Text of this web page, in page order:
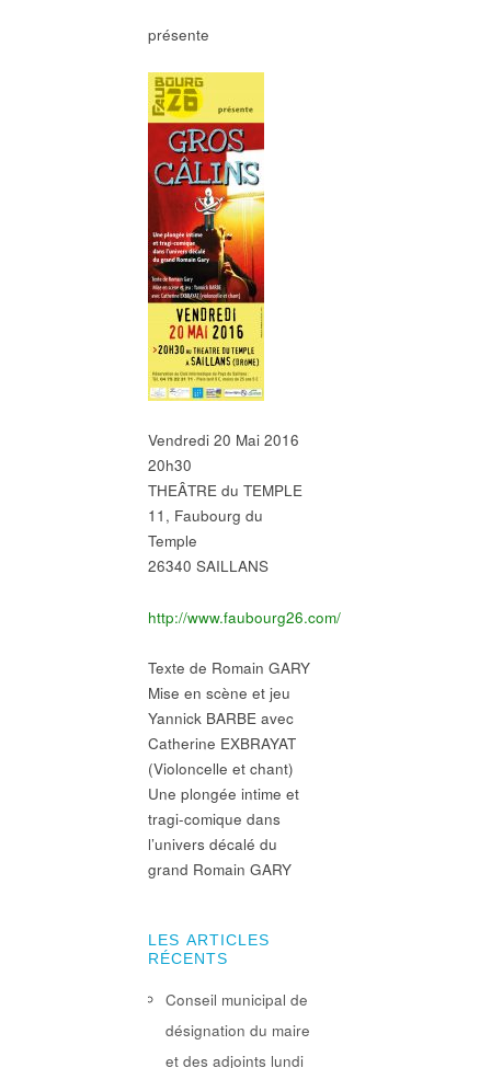
présente
Vendredi 20 Mai 2016
20h30
THEÂTRE du TEMPLE
11, Faubourg du
Temple
26340 SAILLANS
http://www.faubourg26.com/
Texte de Romain GARY
Mise en scène et jeu
Yannick BARBE avec
Catherine EXBRAYAT
(Violoncelle et chant)
Une plongée intime et
tragi-comique dans
l’univers décalé du
grand Romain GARY
LES ARTICLES
RÉCENTS
Conseil municipal de
désignation du maire
et des adjoints lundi